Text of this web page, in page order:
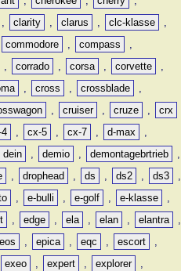
, clarity , clarus , clc-klasse
,
commodore , compass
,
, corrado , corsa , corvette
,
, cross , crossblade
,
, cruiser , cruze ,
crx
, cx-5 , cx-7 , d-max
,
dein , demio , demontagebrtrieb
,
, drophead , ds , ds2 , ds3
,
, e-bulli , e-golf , e-klasse
,
, edge , ela , elan , elantra
,
eos , epica , eqc , escort
,
exeo , expert , explorer
,